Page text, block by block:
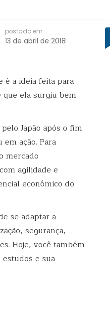
postado em
13 de abril de 2018
é a ideia feita para
ela surgiu bem
Japão após o fim
ação. Para
mercado
agilidade e
econômico do
se adaptar a
segurança,
Hoje, você também
e sua